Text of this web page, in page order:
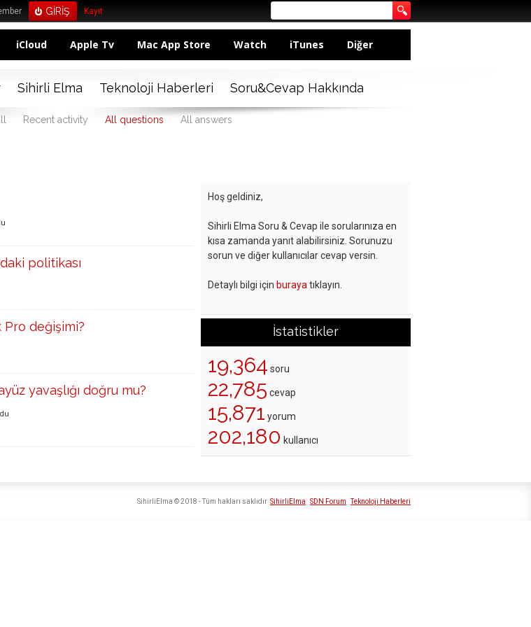
Kayıt
iCloud Apple Tv Mac App Store Watch iTunes Diğer
Sihirli Elma Teknoloji Haberleri Soru&Cevap Hakkında
Recent activity All questions All answers
politikası
Pro değişimi?
yavaşlığı doğru mu?
Hoş geldiniz,
Sihirli Elma Soru & Cevap ile sorularınıza en
kısa zamanda yanıt alabilirsiniz. Sorunuzu
sorun ve diğer kullanıcılar cevap versin.
Detaylı bilgi için buraya tıklayın.
İstatistikler
19,364 soru
22,785 cevap
15,871 yorum
202,180 kullanıcı
SihirliElma SDN Forum Teknoloji Haberleri
SihirliElma © 2018 - Tüm hakları saklıdır